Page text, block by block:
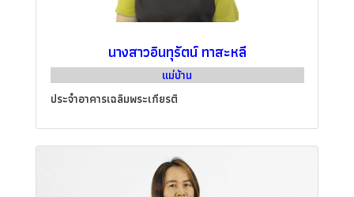
นางสาวอินทุรัตน์ ทาสะหลี
แม่บ้าน
ประจำอาคารเฉลิมพระเกียรติ